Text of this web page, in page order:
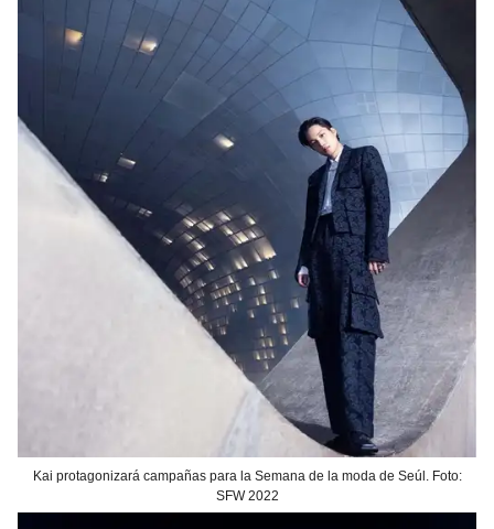
Kai protagonizará campañas para la Semana de la moda de Seúl. Foto:
SFW 2022